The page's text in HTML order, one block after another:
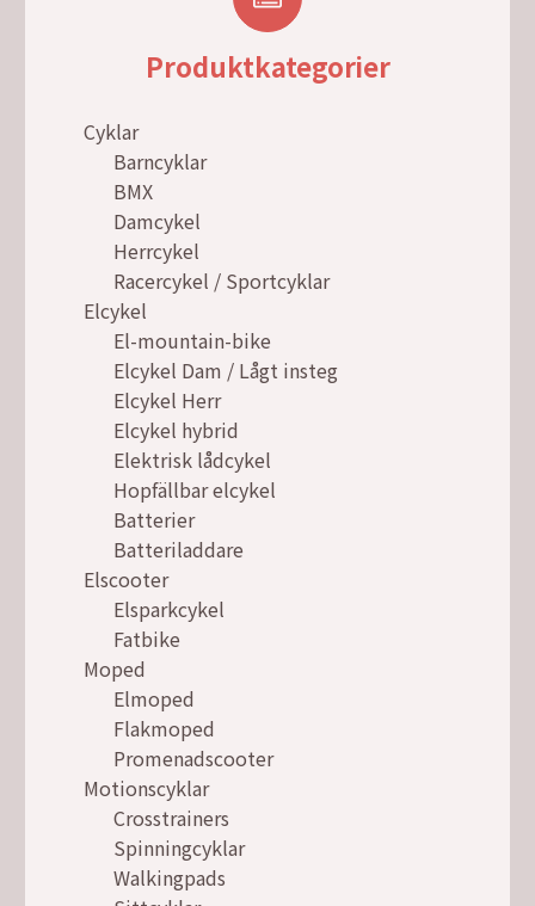
Produktkategorier
Cyklar
Barncyklar
BMX
Damcykel
Herrcykel
Racercykel / Sportcyklar
Elcykel
El-mountain-bike
Elcykel Dam / Lågt insteg
Elcykel Herr
Elcykel hybrid
Elektrisk lådcykel
Hopfällbar elcykel
Batterier
Batteriladdare
Elscooter
Elsparkcykel
Fatbike
Moped
Elmoped
Flakmoped
Promenadscooter
Motionscyklar
Crosstrainers
Spinningcyklar
Walkingpads